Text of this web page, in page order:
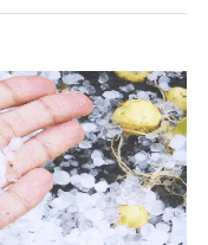
当社と取引のあるも
たそれらに付帯、関
案内、提供するため
あり、取得した個人
サービスをご提案す
ます。）
務を行うため